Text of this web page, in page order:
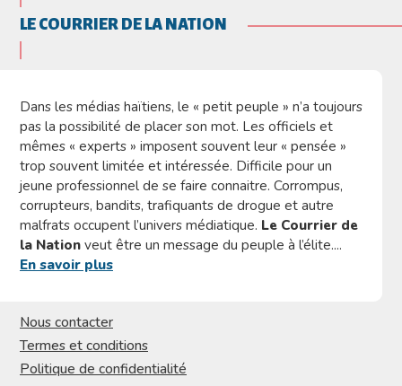
LE COURRIER DE LA NATION
Dans les médias haïtiens, le « petit peuple » n’a toujours
pas la possibilité de placer son mot. Les officiels et
mêmes « experts » imposent souvent leur « pensée »
trop souvent limitée et intéressée. Difficile pour un
jeune professionnel de se faire connaitre. Corrompus,
corrupteurs, bandits, trafiquants de drogue et autre
malfrats occupent l’univers médiatique. Le Courrier de
la Nationveut être un message du peuple à l’élite....
En savoir plus
Nous contacter
Termes et conditions
Politique de confidentialité